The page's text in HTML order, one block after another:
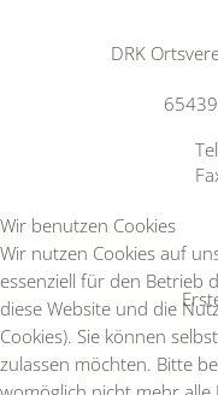
DRK
Wir benutzen Cookies
Wir nutzen Cookies auf
essenziell für den Betrieb
diese Website und die
Cookies). Sie können
zulassen möchten. Bitte